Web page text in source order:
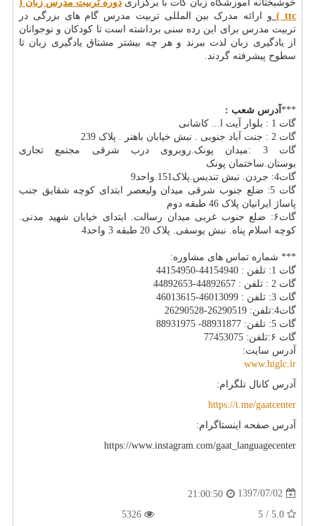
خوشبختانه آموزشگاه زبان گات با برگزاری دوره تربیت مدرس زبان (
ttc
) و ارائه مدرک بین المللی تربیت مدرس گام های بزرگی در
تربیت مدرس برای این رده سنی برداشته است تا کودکان و نوجوانان
از یادگیری زبان لذت ببرند و هر چه بیشتر مشتاق یادگیری زبان تا
سطوح پیشرفته گردند.
*** آدرس شعب :
گات 1 : بلوار آیت ا... کاشانی
گات 2 : جنت آباد جنوبی . نبش خیابان باهنر . پلاک 239
گات 3 :میدان پونک.روبروی درب شرقی مجتمع تجاری
بوستان.ساختمان پونک
گات4: جردن. نبش تندیس.پلاک151.واحد9
گات 5: ضلع جنوب شرقی میدان ولیعصر ابتدای کوچه شقایق جنب
پاساژ ایرانیان پلاک 46 طبقه دوم
گات۶: ضلع جنوب غربی میدان رسالت. ابتدای خیابان شهید مدنی.
کوچه اسلام پناه. نبش یوسفی. پلاک 20 طبقه 3 واحد4
*** شماره تماس های مشاوره:
گات 1: تلفن : 44154940-44154950
گات 2 : تلفن : 44892657-44892653
گات 3: تلفن : 46013099-46013615
گات4:تلفن: 26290519-26290528
گات 5: تلفن: 88931877- 88931975
گات ۶:تلفن: 77453075
آدرس سایت:
www.higlc.ir
آدرس کانال تلگرام:
https://t.me/gaatcenter
آدرس صفحه اینستاگرام:
https://www.instagram.com/gaat_languagecenter
1397/07/02
21:00:50